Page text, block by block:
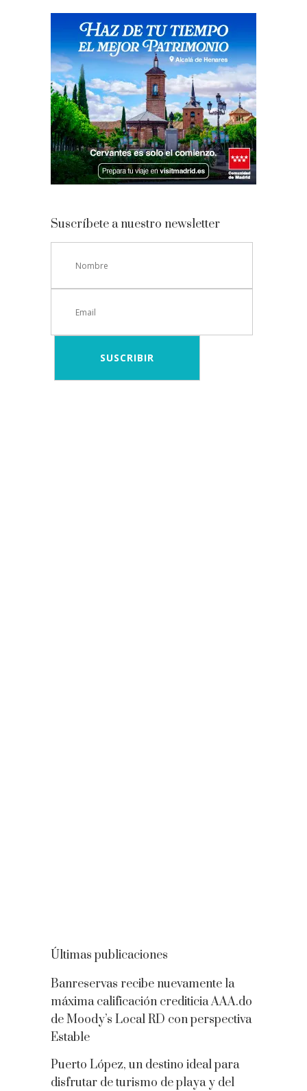
Suscríbete a nuestro newsletter
Últimas publicaciones
Banreservas recibe nuevamente la
máxima calificación crediticia AAA.do
de Moody’s Local RD con perspectiva
Estable
Puerto López, un destino ideal para
disfrutar de turismo de playa y del